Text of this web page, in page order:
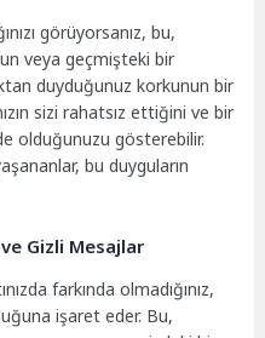
görüyorsanız, bu,
veya geçmişteki bir
duyduğunuz korkunun bir
sizi rahatsız ettiğini ve bir
olduğunuzu gösterebilir.
bu duyguların
Gizli Mesajlar
farkında olmadığınız,
işaret eder. Bu,